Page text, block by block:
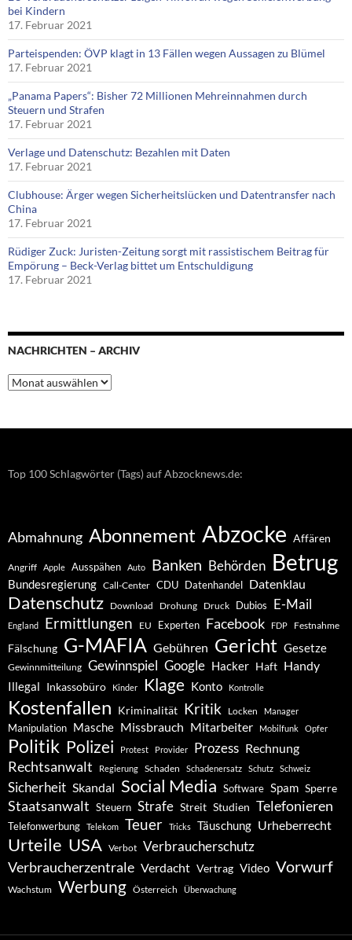
bei Kindern
17. Februar 2021
Parteispenden: ÖVP klagt in 13 Fällen wegen Aussagen zu Blümel
17. Februar 2021
„Panama Papers“: Bisher 72 Millionen Mehreinnahmen durch
Steuern und Strafen
17. Februar 2021
Verlage und Datenschutz: Bezahlen mit Daten
17. Februar 2021
Clubhouse: Ärger wegen Sicherheitslücken und Datentransfer nach
China
17. Februar 2021
Rüdiger Zuck: Juristen-Zeitung sorgt mit rassistischem Beitrag für
Empörung – Beck-Verlag bittet um Entschuldigung
17. Februar 2021
NACHRICHTEN – ARCHIV
Nachrichten
–
Top 100 Schlagwörter (Tags) auf Abzocknews.de:
Abmahnung Abonnement Abzocke Affären
Angriff Apple Ausspähen Auto Banken Behörden Betrug
Bundesregierung Call-Center CDU Datenhandel Datenklau
Datenschutz Download Drohung Druck Dubios E-Mail
England Ermittlungen EU Experten Facebook FDP Festnahme
Fälschung G-MAFIA Gebühren Gericht Gesetze
Gewinnmitteilung Gewinnspiel Google Hacker Haft Handy
Illegal Inkassobüro Kinder Klage Konto Kontrolle
Kostenfallen Kriminalität Kritik Locken Manager
Manipulation Masche Missbrauch Mitarbeiter Mobilfunk Opfer
Politik Polizei Protest Provider Prozess Rechnung
Rechtsanwalt Regierung Schaden Schadenersatz Schutz Schweiz
Sicherheit Skandal Social Media Software Spam Sperre
Staatsanwalt Steuern Strafe Streit Studien Telefonieren
Telefonwerbung Telekom Teuer Tricks Täuschung Urheberrecht
Urteile USA Verbot Verbraucherschutz
Verbraucherzentrale Verdacht Vertrag Video Vorwurf
Wachstum Werbung Österreich Überwachung